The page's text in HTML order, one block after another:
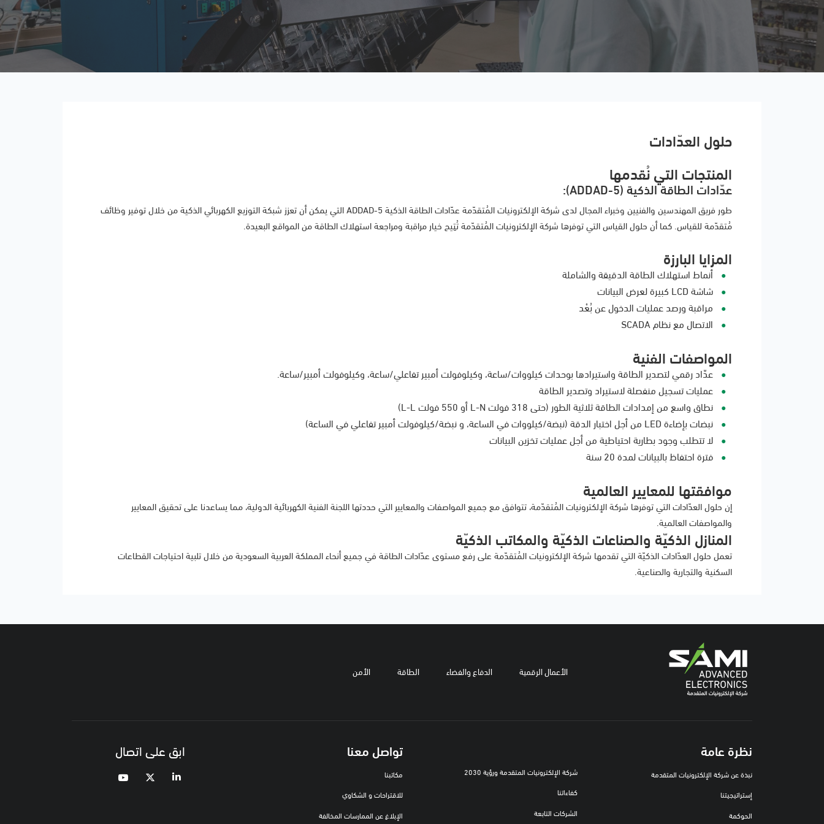
حلول العدّادات
المنتجات التي نُقدمها
عدّادات الطاقة الذكية (ADDAD-5):
طور فريق المهندسين والفنيين وخبراء المجال لدى شركة الإلكترونيات المُتقدّمة عدّادات الطاقة الذكية ADDAD-5 التي يمكن أن تعزز شبكة التوزيع الكهربائي الذكية من خلال توفير وظائف
مُتقدّمة للقياس. كما أن حلول القياس التي توفرها شركة الإلكترونيات المُتقدّمة تُتِيح خيار مراقبة ومراجعة استهلاك الطاقة من المواقع البعيدة.
المزايا البارزة
أنماط استهلاك الطاقة الدقيقة والشاملة
شاشة LCD كبيرة لعرض البيانات
مراقبة ورصد عمليات الدخول عن بُعْد
الاتصال مع نظام SCADA
المواصفات الفنية
عدّاد رقمي لتصدير الطاقة واستيرادها بوحدات كيلووات/ساعة، وكيلوفولت أمبير تفاعلي/ساعة، وكيلوفولت أمبير/ساعة.
عمليات تسجيل منفصلة لاستيراد وتصدير الطاقة
نطاق واسع من إمدادات الطاقة ثلاثية الطور (حتى 318 فولت L-N أو 550 فولت L-L)
نبضات بإضاءة LED من أجل اختبار الدقة (نبضة/كيلووات في الساعة، و نبضة/كيلوفولت أمبير تفاعلي في الساعة)
لا تتطلب وجود بطارية احتياطية من أجل عمليات تخزين البيانات
فترة احتفاظ بالبيانات لمدة 20 سنة
موافقتها للمعايير العالمية
إن حلول العدّادات التي توفرها شركة الإلكترونيات المُتقدّمة، تتوافق مع جميع المواصفات والمعايير التي حددتها اللجنة الفنية الكهربائية الدولية، مما يساعدنا على تحقيق المعايير
والمواصفات العالمية.
المنازل الذكيّة والصناعات الذكيّة والمكاتب الذكيّة
تعمل حلول العدّادات الذكيّة التي تقدمها شركة الإلكترونيات المُتقدّمة على رفع مستوى عدّادات الطاقة في جميع أنحاء المملكة العربية السعودية من خلال تلبية احتياجات القطاعات
السكنية والتجارية والصناعية.
الأعمال الرقمية الدفاع والفضاء الطاقة الأمن
نظرة عامة
نبذة عن شركة الإلكترونيات المتقدمة
إستراتيجيتنا
الحوكمة
شركة الإلكترونيات المتقدمة ورؤية 2030
كفاءاتنا
الشركات التابعة
تواصل معنا
مكاتبنا
للاقتراحات و الشكاوي
الإبلاغ عن الممارسات المخالفة
ابق على اتصال